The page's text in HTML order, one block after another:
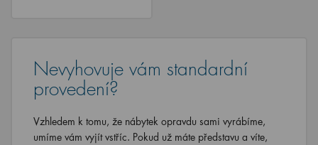
Nevyhovuje vám standardní
provedení?
Vzhledem k tomu, že nábytek opravdu sami vyrábíme,
umíme vám vyjít vstříc. Pokud už máte představu a víte,